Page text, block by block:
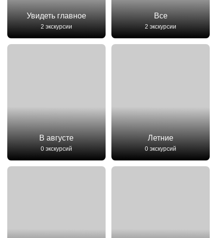
Увидеть главное
2 экскурсии
Все
2 экскурсии
В августе
0 экскурсий
Летние
0 экскурсий